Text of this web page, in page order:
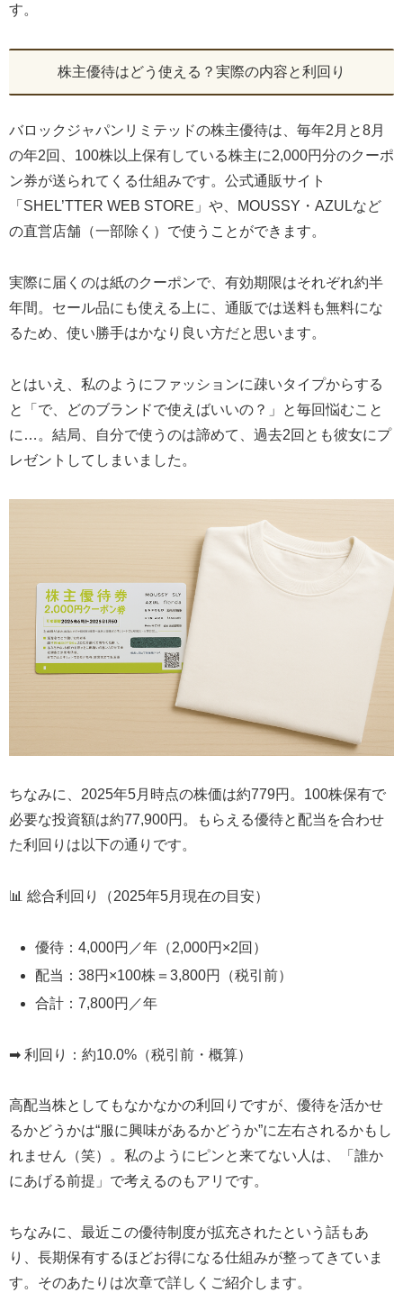
す。
株主優待はどう使える？実際の内容と利回り
バロックジャパンリミテッドの株主優待は、毎年2月と8月
の年2回、100株以上保有している株主に2,000円分のクーポ
ン券が送られてくる仕組みです。公式通販サイト
「SHEL’TTER WEB STORE」や、MOUSSY・AZULなど
の直営店舗（一部除く）で使うことができます。
実際に届くのは紙のクーポンで、有効期限はそれぞれ約半
年間。セール品にも使える上に、通販では送料も無料にな
るため、使い勝手はかなり良い方だと思います。
とはいえ、私のようにファッションに疎いタイプからする
と「で、どのブランドで使えばいいの？」と毎回悩むこと
に…。結局、自分で使うのは諦めて、過去2回とも彼女にプ
レゼントしてしまいました。
ちなみに、2025年5月時点の株価は約779円。100株保有で
必要な投資額は約77,900円。もらえる優待と配当を合わせ
た利回りは以下の通りです。
📊 総合利回り（2025年5月現在の目安）
優待：4,000円／年（2,000円×2回）
配当：38円×100株＝3,800円（税引前）
合計：7,800円／年
➡︎ 利回り：約10.0%（税引前・概算）
高配当株としてもなかなかの利回りですが、優待を活かせ
るかどうかは“服に興味があるかどうか”に左右されるかもし
れません（笑）。私のようにピンと来てない人は、「誰か
にあげる前提」で考えるのもアリです。
ちなみに、最近この優待制度が拡充されたという話もあ
り、長期保有するほどお得になる仕組みが整ってきていま
す。そのあたりは次章で詳しくご紹介します。